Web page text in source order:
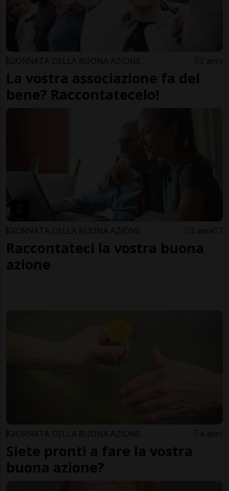
GIORNATA DELLA BUONA AZIONE 3 anni
La vostra associazione fa del
bene? Raccontatecelo!
GIORNATA DELLA BUONA AZIONE 3 anni 7
Raccontateci la vostra buona
azione
GIORNATA DELLA BUONA AZIONE 4 anni
Siete pronti a fare la vostra
buona azione?